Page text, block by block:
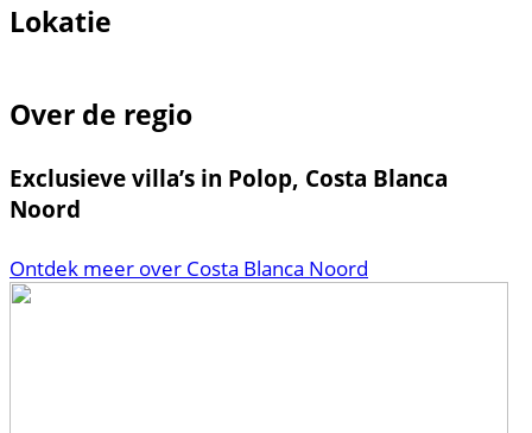
Lokatie
Over de regio
Exclusieve villa’s in Polop, Costa Blanca
Noord
Ontdek meer over Costa Blanca Noord